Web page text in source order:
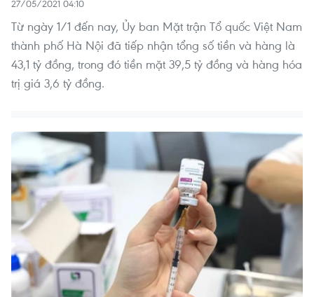
27/05/2021 04:10
Từ ngày 1/1 đến nay, Ủy ban Mặt trận Tổ quốc Việt Nam
thành phố Hà Nội đã tiếp nhận tổng số tiền và hàng là
43,1 tỷ đồng, trong đó tiền mặt 39,5 tỷ đồng và hàng hóa
trị giá 3,6 tỷ đồng.